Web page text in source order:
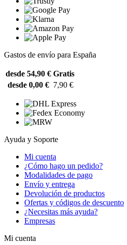
Gastos de envío para España
desde 54,90 € Gratis
desde 0,00 € 7,90 €
Ayuda y Soporte
Mi cuenta
¿Cómo hago un pedido?
Modalidades de pago
Envío y entrega
Devolución de productos
Ofertas y códigos de descuento
¿Necesitas más ayuda?
Empresas
Mi cuenta